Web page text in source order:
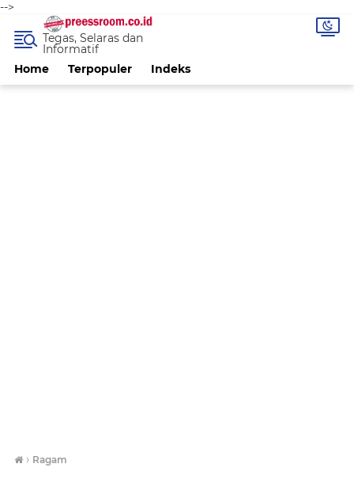
-->
Home Terpopuler Indeks
Tegas, Selaras dan
Informatif
› Ragam